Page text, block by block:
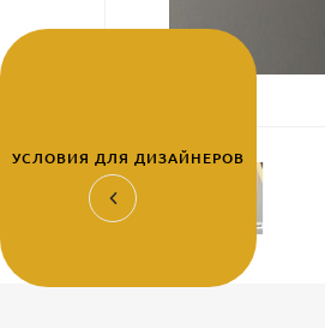
УСЛОВИЯ ДЛЯ ДИЗАЙНЕРОВ